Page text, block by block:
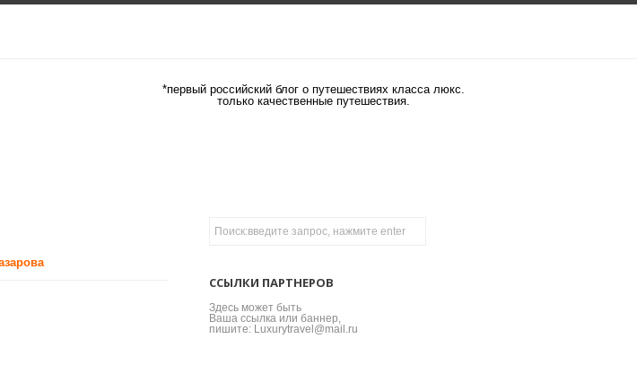
*первый российский блог о путешествиях класса люкс.
только качественные путешествия.
ССЫЛКИ ПАРТНЕРОВ
Здесь может быть
Ваша ссылка или баннер,
пишите: Luxurytravel@mail.ru